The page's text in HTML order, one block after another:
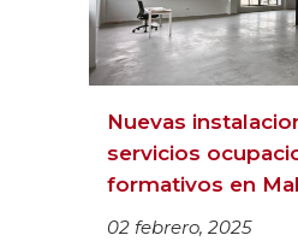
Nuevas
servicios
formativos en
02 febrero, 2025